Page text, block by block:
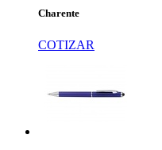
Charente
COTIZAR